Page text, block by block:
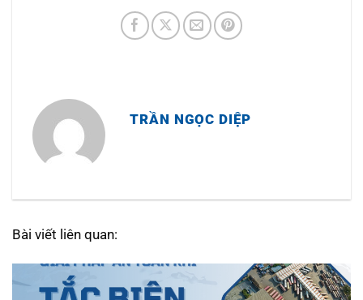
TRẦN NGỌC DIỆP
Bài viết liên quan: